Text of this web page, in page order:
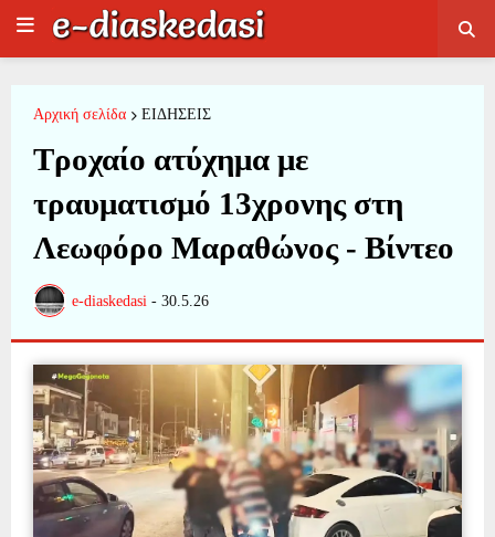
Αρχική σελίδα ΕΙΔΗΣΕΙΣ
Τροχαίο ατύχημα με
τραυματισμό 13χρονης στη
Λεωφόρο Μαραθώνος - Βίντεο
e-diaskedasi - 30.5.26